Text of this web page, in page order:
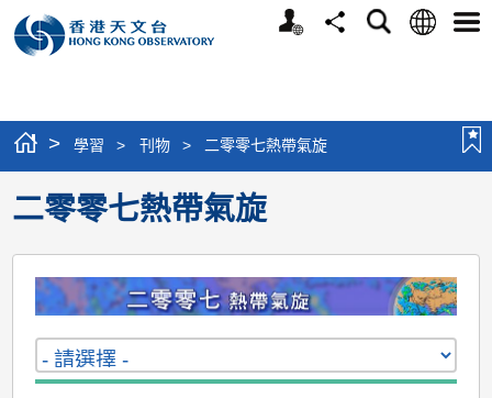
個
分
搜
語
選
> 學習 > 刊物 > 二零零七熱帶氣旋
二零零七熱帶氣旋